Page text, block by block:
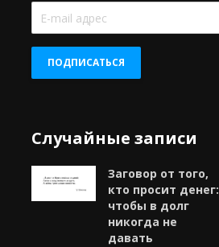
E-
mail
ПОДПИСАТЬСЯ
Случайные записи
Заговор от того,
кто просит денег:
чтобы в долг
никогда не
давать